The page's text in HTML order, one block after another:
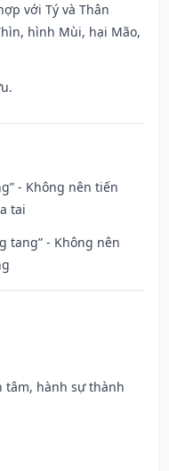
với Tý và Thân
hình Mùi, hại Mão,
- Không nên tiến
tai
tang” - Không nên
tâm, hành sự thành